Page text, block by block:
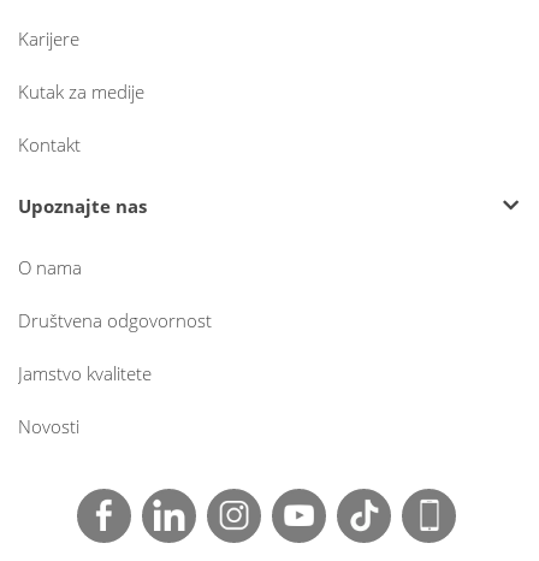
Karijere
Kutak za medije
Kontakt
Upoznajte nas
O nama
Društvena odgovornost
Jamstvo kvalitete
Novosti